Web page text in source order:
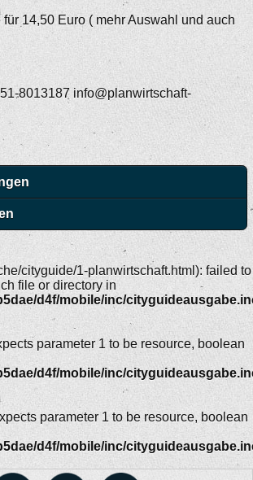
14,50 Euro ( mehr Auswahl und auch
8013187 info@planwirtschaft-
cityguide/1-planwirtschaft.html): failed to
file or directory in
d4f/mobile/inc/
parameter 1 to be resource, boolean
d4f/mobile/inc/
parameter 1 to be resource, boolean
d4f/mobile/inc/